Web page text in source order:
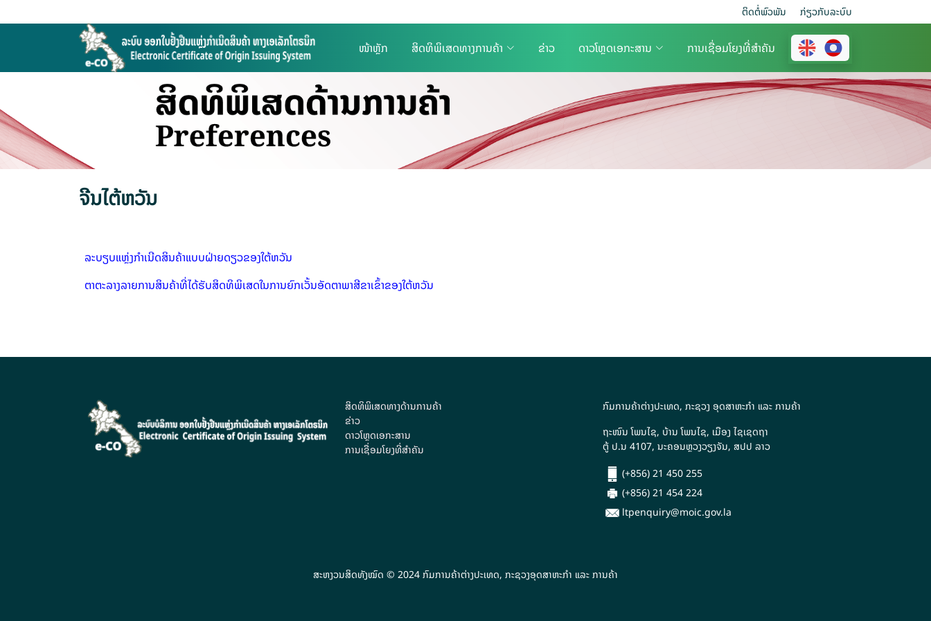
ຕິດຕໍ່ພົວພັນ ກ່ຽວ​ກັບ​ລະບົບ
ໜ້າຫຼັກ ສິດທິພິເສດທາງການຄ້າ ຂ່າວ ດາວໂຫຼດເອກະສານ ການເຊື່ອມໂຍງທີ່ສຳຄັນ
ຈີນໄຕ້ຫວັນ
ລະບຽບແຫຼ່ງກຳເນີດສິນຄ້າແບບຝ່າຍດຽວຂອງໃຕ້ຫວັນ
ຕາຕະລາງລາຍການສິນຄ້າທີ່ໄດ້ຮັບສິດທິພິເສດໃນການຍົກເວັ້ນອັດຕາພາສີຂາເຂົ້າຂອງໃຕ້ຫວັນ
ສິດທິພິເສດທາງດ້ານການຄ້າ
ຂ່າວ
ດາວໂຫຼດເອກະສານ
ການເຊື່ອມໂຍງທີ່ສຳຄັນ
ກົມການຄ້າຕ່າງປະເທດ, ກະຊວງ ອຸດສາຫະກຳ ແລະ ການຄ້າ
ຖະໜົນ ໂພນໄຊ, ບ້ານ ໂພນໄຊ, ເມືອງ ໄຊເຊດຖາ
ຕູ້ ປ.ນ 4107, ນະຄອນຫຼວງວຽງຈັນ, ສປປ ລາວ
(+856) 21 450 255
(+856) 21 454 224
ltpenquiry@moic.gov.la
ສະຫງວນສິດທັງໝົດ © 2024 ກົມການຄ້າຕ່າງປະເທດ, ກະຊວງອຸດສາຫະກຳ ແລະ ການຄ້າ